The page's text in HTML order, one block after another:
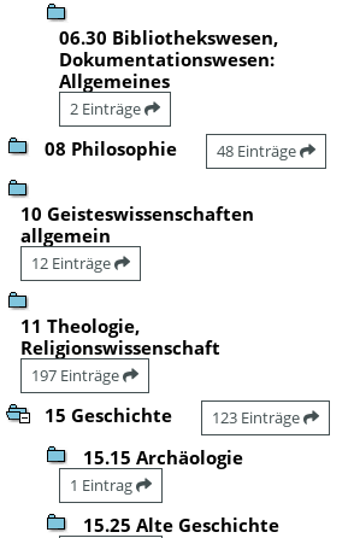
06.30 Bibliothekswesen,
Dokumentationswesen:
Allgemeines
2 Einträge
08 Philosophie 48 Einträge
10 Geisteswissenschaften
allgemein
12 Einträge
11 Theologie,
Religionswissenschaft
197 Einträge
15 Geschichte 123 Einträge
15.15 Archäologie
1 Eintrag
15.25 Alte Geschichte